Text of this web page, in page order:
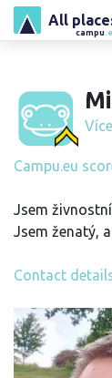
campu
All
Campu.eu
Jsem
Jsem ženatý,
Contact